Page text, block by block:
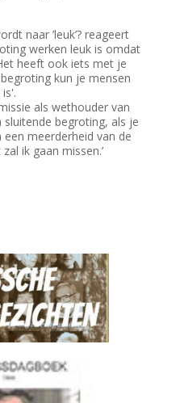
naar ’leuk’? reageert
werken leuk is omdat
heeft ook iets met je
kun je mensen
als wethouder van
sluitende begroting, als je
meerderheid van de
ik gaan missen.’